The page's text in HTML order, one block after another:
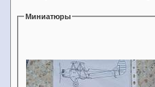
Миниатюры